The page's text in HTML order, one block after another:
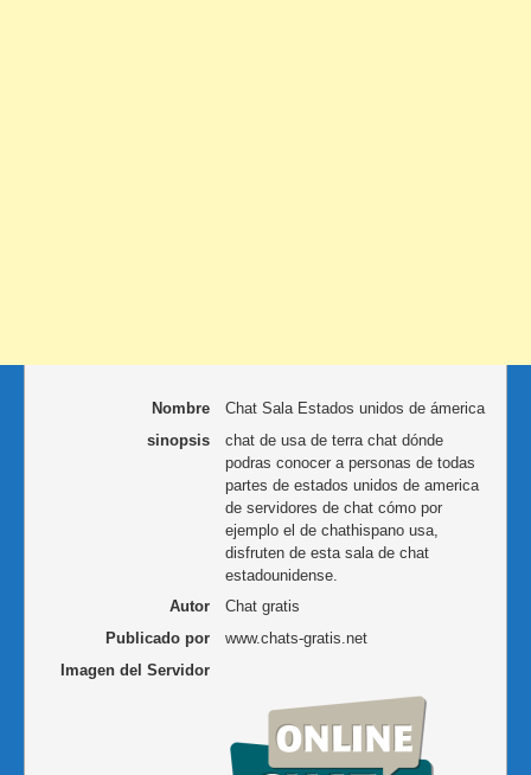
Nombre
Chat Sala Estados unidos de ámerica
sinopsis
chat de usa de terra chat dónde
podras conocer a personas de todas
partes de estados unidos de america
de servidores de chat cómo por
ejemplo el de chathispano usa,
disfruten de esta sala de chat
estadounidense.
Autor
Chat gratis
Publicado por
www.chats-gratis.net
Imagen del Servidor